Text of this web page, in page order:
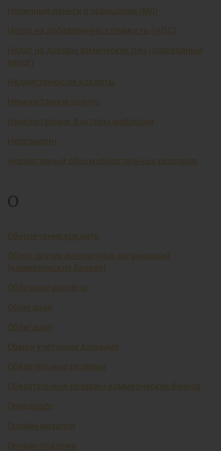
Наличные деньги в обращении (М0)
Налог на добавленную стоимость (НДС)
Налог на доходы физических лиц (подоходный
налог)
Недействующие кредиты
Немонетарное золото
Немонетарные факторы инфляции
Нерезидент
Нормативный объем обязательных резервов
О
Обеспечение кредита
Обзор других депозитных организаций
(коммерческих банков)
Облачные расчёты
Облигации
Облигация
Обмен учетными данными
Обязательные резервы
Обязательные резервы коммерческих банков
Овердрафт
Онлайн махалля
Онлайн-платежи